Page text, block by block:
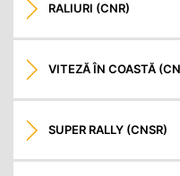
RALIURI (CNR)
VITEZĂ ÎN COASTĂ
SUPER RALLY (CNSR)